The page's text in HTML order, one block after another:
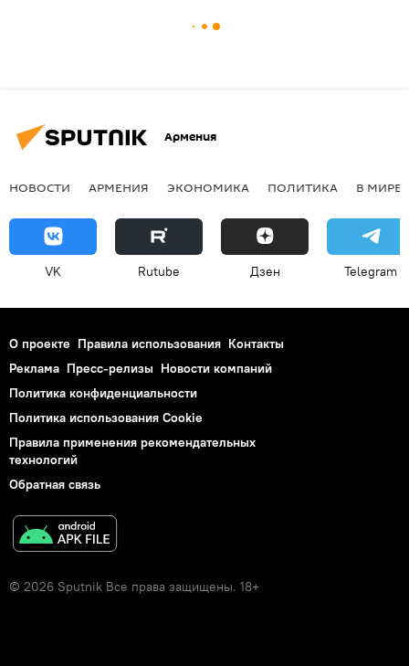
Армения
НОВОСТИ АРМЕНИЯ ЭКОНОМИКА ПОЛИТИКА В МИРЕ
VK Rutube Дзен Telegram
О проекте Правила использования Контакты
Реклама Пресс-релизы Новости компаний
Политика конфиденциальности
Политика использования Cookie
Правила применения рекомендательных
технологий
Обратная связь
© 2026 Sputnik Все права защищены. 18+